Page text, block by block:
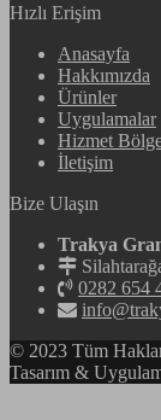
Hızlı Erişim
Anasayfa
Hakkımızda
Ürünler
Uygulamalar
Hizmet
İletişim
Bize Ulaşın
Trakya
0282 654
© 2023 Tüm
Tasarım &